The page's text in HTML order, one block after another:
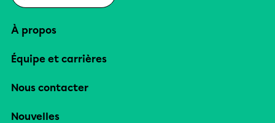
À propos
Équipe et carrières
Nous contacter
Nouvelles